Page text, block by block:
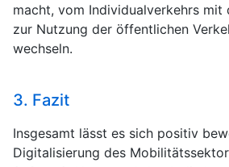
macht, vom Individualverkehrs mit
zur Nutzung der öffentlichen
wechseln.
3. Fazit
Insgesamt lässt es sich positiv
Digitalisierung des